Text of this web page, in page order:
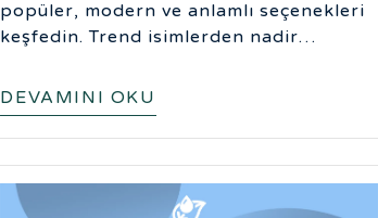
popüler, modern ve anlamlı seçenekleri
keşfedin. Trend isimlerden nadir
birlikte seçelim.
DEVAMINI OKU